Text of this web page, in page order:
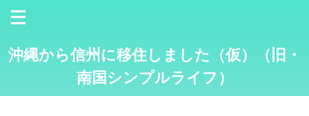
沖縄から信州に移住しました（仮）（旧・
南国シンプルライフ）